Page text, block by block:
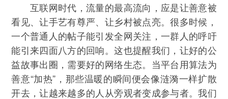
互联网时代，流量的最高流向，应是让善意被
看见、让手艺有尊严、让乡村被点亮。很多时候，
一个普通人的帖子能引发全网关注，一群人的呼吁
能引来四面八方的回响。这也提醒我们，让好的公
益故事出圈，需要好的网络生态。当平台用算法为
善意“加热”，那些温暖的瞬间便会像涟漪一样扩散
开去，让越来越多的人从旁观者变成参与者。我们